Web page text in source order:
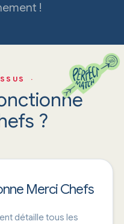
!
·
?
Merci Chefs
détaille tous les